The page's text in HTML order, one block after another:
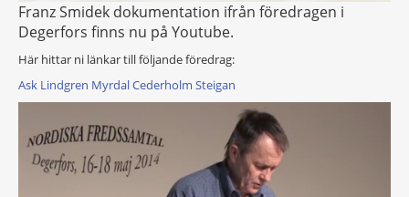
Franz Smidek dokumentation ifrån föredragen i
Degerfors finns nu på Youtube.
Här hittar ni länkar till följande föredrag:
Ask Lindgren MyrdalCederholm Steigan